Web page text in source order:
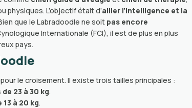
L’objectif était d’allier l’intelligence et la
que le Labradoodle ne soit pas encore
Internationale (FCI), il est de plus en plus
pays.
le croisement. Il existe trois tailles principales :
de 23 à 30 kg.
13 à 20 kg.